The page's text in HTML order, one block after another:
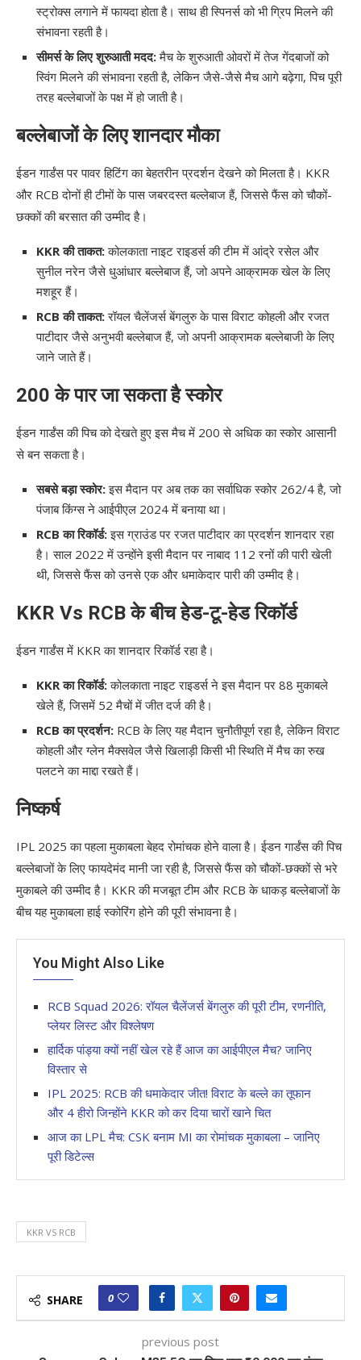
स्ट्रोक्स लगाने में फायदा होता है। साथ ही स्पिनर्स को भी ग्रिप मिलने की
संभावना रहती है।
सीमर्स के लिए शुरुआती मदद:मैच के शुरुआती ओवरों में तेज गेंदबाजों को
स्विंग मिलने की संभावना रहती है, लेकिन जैसे-जैसे मैच आगे बढ़ेगा, पिच पूरी
तरह बल्लेबाजों के पक्ष में हो जाती है।
बल्लेबाजों के लिए शानदार मौका
ईडन गार्डंस पर पावर हिटिंग का बेहतरीन प्रदर्शन देखने को मिलता है। KKR
और RCB दोनों ही टीमों के पास जबरदस्त बल्लेबाज हैं, जिससे फैंस को चौकों-
छक्कों की बरसात की उम्मीद है।
KKR की ताकत:कोलकाता नाइट राइडर्स की टीम में आंद्रे रसेल और
सुनील नरेन जैसे धुआंधार बल्लेबाज हैं, जो अपने आक्रामक खेल के लिए
मशहूर हैं।
RCB की ताकत:रॉयल चैलेंजर्स बेंगलुरु के पास विराट कोहली और रजत
पाटीदार जैसे अनुभवी बल्लेबाज हैं, जो अपनी आक्रामक बल्लेबाजी के लिए
जाने जाते हैं।
200 के पार जा सकता है स्कोर
ईडन गार्डंस की पिच को देखते हुए इस मैच में 200 से अधिक का स्कोर आसानी
से बन सकता है।
सबसे बड़ा स्कोर:इस मैदान पर अब तक का सर्वाधिक स्कोर 262/4 है, जो
पंजाब किंग्स ने आईपीएल 2024 में बनाया था।
RCB का रिकॉर्ड:इस ग्राउंड पर रजत पाटीदार का प्रदर्शन शानदार रहा
है। साल 2022 में उन्होंने इसी मैदान पर नाबाद 112 रनों की पारी खेली
थी, जिससे फैंस को उनसे एक और धमाकेदार पारी की उम्मीद है।
KKR Vs RCB के बीच हेड-टू-हेड रिकॉर्ड
ईडन गार्डंस में KKR का शानदार रिकॉर्ड रहा है।
KKR का रिकॉर्ड:कोलकाता नाइट राइडर्स ने इस मैदान पर 88 मुकाबले
खेले हैं, जिसमें 52 मैचों में जीत दर्ज की है।
RCB का प्रदर्शन: RCB के लिए यह मैदान चुनौतीपूर्ण रहा है, लेकिन विराट
कोहली और ग्लेन मैक्सवेल जैसे खिलाड़ी किसी भी स्थिति में मैच का रुख
पलटने का माद्दा रखते हैं।
निष्कर्ष
IPL 2025 का पहला मुकाबला बेहद रोमांचक होने वाला है। ईडन गार्डंस की पिच
बल्लेबाजों के लिए फायदेमंद मानी जा रही है, जिससे फैंस को चौकों-छक्कों से भरे
मुकाबले की उम्मीद है। KKR की मजबूत टीम और RCB के धाकड़ बल्लेबाजों के
बीच यह मुकाबला हाई स्कोरिंग होने की पूरी संभावना है।
You Might Also Like
RCB Squad 2026: रॉयल चैलेंजर्स बेंगलुरु की पूरी टीम, रणनीति,
प्लेयर लिस्ट और विश्लेषण
हार्दिक पांड्या क्यों नहीं खेल रहे हैं आज का आईपीएल मैच? जानिए
विस्तार से
IPL 2025: RCB की धमाकेदार जीत! विराट के बल्ले का तूफान
और 4 हीरो जिन्होंने KKR को कर दिया चारों खाने चित
आज का LPL मैच: CSK बनाम MI का रोमांचक मुकाबला – जानिए
पूरी डिटेल्स
KKR VS RCB
SHARE 0
previous post